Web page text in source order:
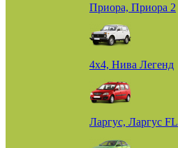
Приора, Приора 2
4х4, Нива Легенд
Ларгус, Ларгус FL